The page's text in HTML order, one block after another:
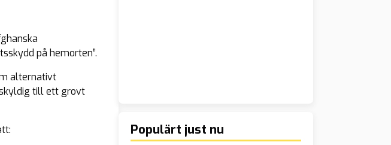
på hemorten”.
alternativt
till ett grovt
Populärt just nu